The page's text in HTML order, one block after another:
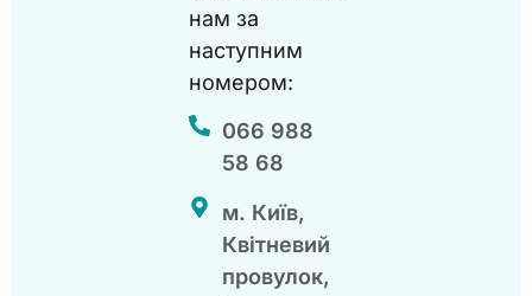
нам за
наступним
номером:
066 988
58 68
м. Київ,
Квітневий
провулок,